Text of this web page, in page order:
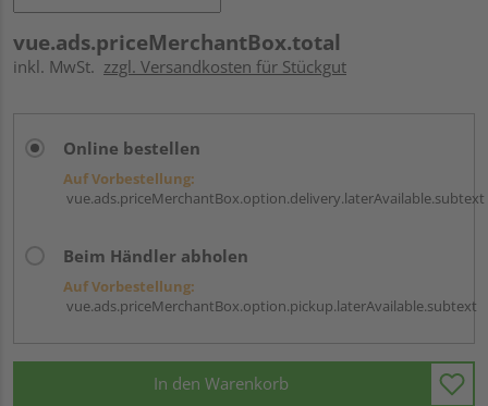
vue.ads.priceMerchantBox.total
inkl. MwSt. zzgl. Versandkosten für Stückgut
Online bestellen
Auf Vorbestellung:
vue.ads.priceMerchantBox.option.delivery.laterAvailable.subtext
Beim Händler abholen
Auf Vorbestellung:
vue.ads.priceMerchantBox.option.pickup.laterAvailable.subtext
In den Warenkorb